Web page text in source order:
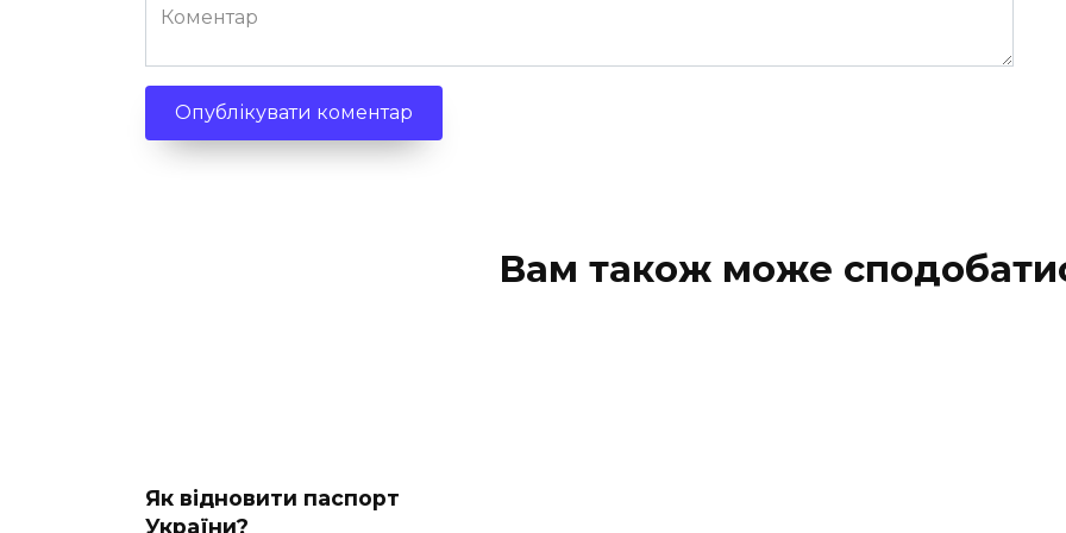
Коментар
Вам також може
Як відновити паспорт
України?